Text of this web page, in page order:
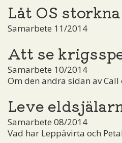
Låt OS
Samarbete 11/2014
Att se
Samarbete 10/2014
Om den andra sidan av
Leve
Samarbete 08/2014
Vad har Leppävirta och